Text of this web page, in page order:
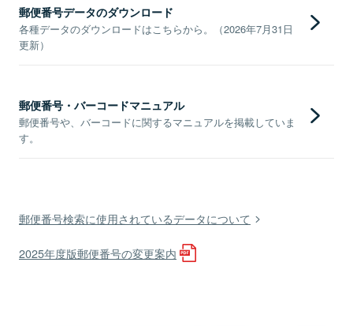
郵便番号データのダウンロード
各種データのダウンロードはこちらから。（2026年7月31日
更新）
郵便番号・バーコードマニュアル
郵便番号や、バーコードに関するマニュアルを掲載していま
す。
郵便番号検索に使用されているデータについて
2025年度版郵便番号の変更案内